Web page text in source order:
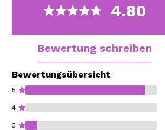
4.80
Bewertung schreiben
Bewertungsübersicht
5
4
3